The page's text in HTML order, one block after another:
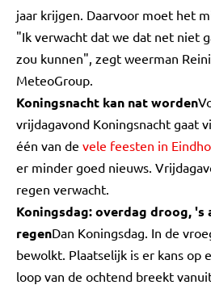
jaar krijgen. Daarvoor moet het
"Ik verwacht dat we dat net niet
zou kunnen", zegt weerman
MeteoGroup.
Koningsnacht kan nat worden
vrijdagavond Koningsnacht gaat
één van de vele feesten in
er minder goed nieuws.
regen verwacht.
Koningsdag: overdag droog, 's
regenDan Koningsdag. In de
bewolkt. Plaatselijk is er kans op
loop van de ochtend breekt